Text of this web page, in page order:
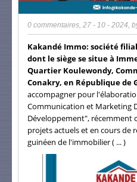
0 commentaires, 27 - 10 - 2024,
Kakandé Immo: société
dont le siège se situe à
Quartier Koulewondy,
Conakry, en République de
accompagner pour
Communication et Marketing
Développement", récemment
projets actuels et en cours de
guinéen de l'immobilier ( ... )